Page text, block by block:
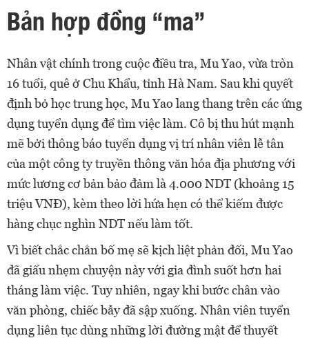
Bản hợp đồng “ma”
Nhân vật chính trong cuộc điều tra, Mu Yao, vừa tròn
16 tuổi, quê ở Chu Khẩu, tỉnh Hà Nam. Sau khi quyết
định bỏ học trung học, Mu Yao lang thang trên các ứng
dụng tuyển dụng để tìm việc làm. Cô bị thu hút mạnh
mẽ bởi thông báo tuyển dụng vị trí nhân viên lễ tân
của một công ty truyền thông văn hóa địa phương với
mức lương cơ bản bảo đảm là 4.000 NDT (khoảng 15
triệu VNĐ), kèm theo lời hứa hẹn có thể kiếm được
hàng chục nghìn NDT nếu làm tốt.
Vì biết chắc chắn bố mẹ sẽ kịch liệt phản đối, Mu Yao
đã giấu nhẹm chuyện này với gia đình suốt hơn hai
tháng làm việc. Tuy nhiên, ngay khi bước chân vào
văn phòng, chiếc bẫy đã sập xuống. Nhân viên tuyển
dụng liên tục dùng những lời đường mật để thuyết